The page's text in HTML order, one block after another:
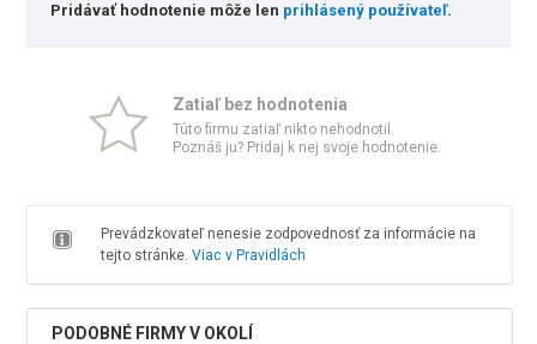
Pridávať hodnotenie môže len prihlásený používateľ.
Zatiaľ bez hodnotenia
Túto firmu zatiaľ nikto nehodnotil.
Poznáš ju? Pridaj k nej svoje hodnotenie.
Prevádzkovateľ nenesie zodpovednosť za informácie na
tejto stránke. Viac v Pravidlách
PODOBNÉ FIRMY V OKOLÍ